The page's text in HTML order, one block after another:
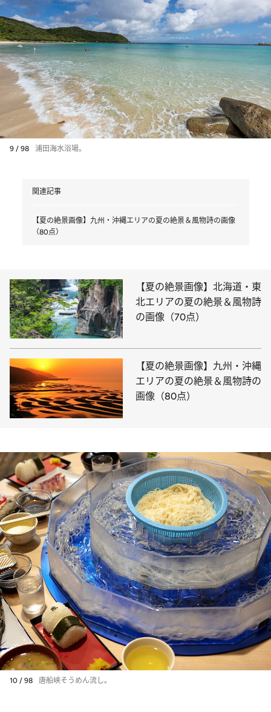
9 / 98 浦田海水浴場。
関連記事
【夏の絶景画像】九州・沖縄エリアの夏の絶景＆風物詩の画像
（80点）
【夏の絶景画像】北海道・東
北エリアの夏の絶景＆風物詩
の画像（70点）
【夏の絶景画像】九州・沖縄
エリアの夏の絶景＆風物詩の
画像（80点）
10 / 98 唐船峡そうめん流し。